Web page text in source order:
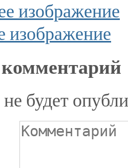
изображение
будет